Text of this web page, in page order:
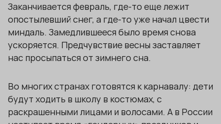
Заканчивается февраль, где-то еще лежит
опостылевший снег, а где-то уже начал цвести
миндаль. Замедлившееся было время снова
ускоряется. Предчувствие весны заставляет
нас просыпаться от зимнего сна.
Во многих странах готовятся к карнавалу: дети
будут ходить в школу в костюмах, с
раскрашенными лицами и волосами. А в России